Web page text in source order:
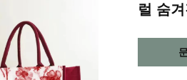
럴 숨